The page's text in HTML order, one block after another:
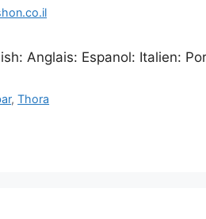
Anglais: Espanol: Italien:
,Thora